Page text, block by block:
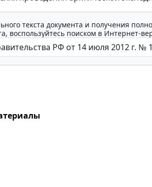
текста документа и получения
воспользуйтесь поиском в Интернет-